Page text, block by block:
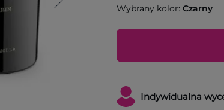
Wybrany kolor: Czarny
Indywidualna